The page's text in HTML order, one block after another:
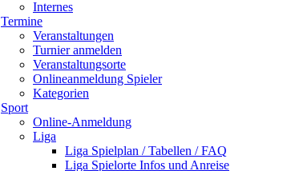
Internes
Termine
Veranstaltungen
Turnier anmelden
Veranstaltungsorte
Onlineanmeldung Spieler
Kategorien
Sport
Online-Anmeldung
Liga
Liga Spielplan / Tabellen / FAQ
Liga Spielorte Infos und Anreise